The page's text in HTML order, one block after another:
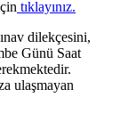
tıklayınız.
dilekçesini,
Günü Saat
ulaşmayan